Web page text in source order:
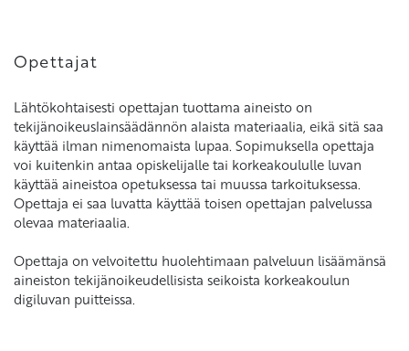
Opettajat
Lähtökohtaisesti opettajan tuottama aineisto on
tekijänoikeuslainsäädännön alaista materiaalia, eikä sitä saa
käyttää ilman nimenomaista lupaa. Sopimuksella opettaja
voi kuitenkin antaa opiskelijalle tai korkeakoululle luvan
käyttää aineistoa opetuksessa tai muussa tarkoituksessa.
Opettaja ei saa luvatta käyttää toisen opettajan palvelussa
olevaa materiaalia.
Opettaja on velvoitettu huolehtimaan palveluun lisäämänsä
aineiston tekijänoikeudellisista seikoista korkeakoulun
digiluvan puitteissa.